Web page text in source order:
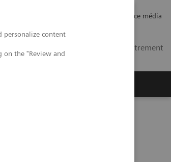
personalize content
on the "Review and
Espace média
Se connecter / Enregistrement